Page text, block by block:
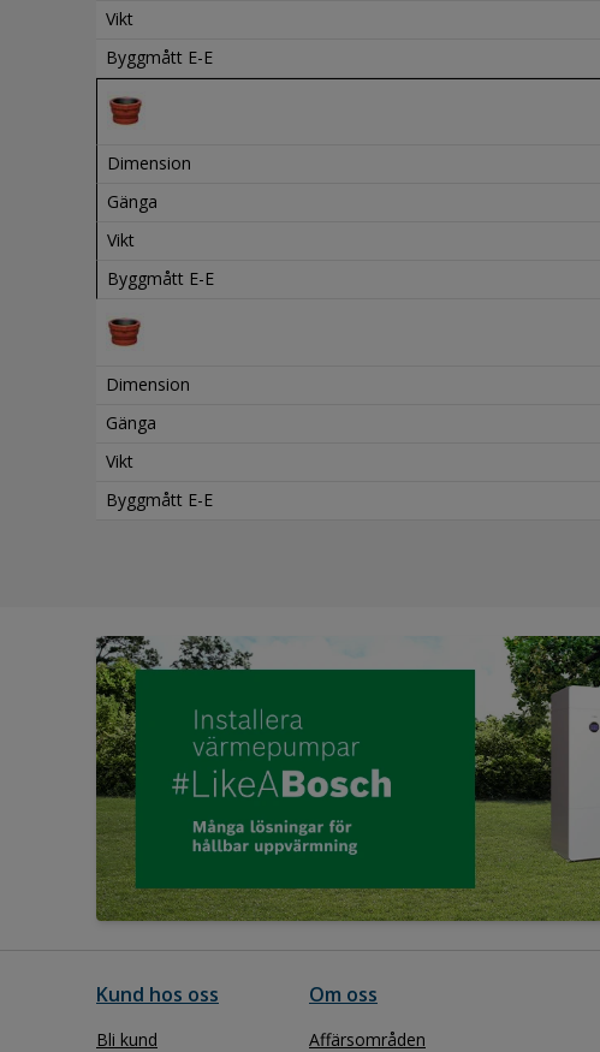
Vikt
Byggmått E-E
Dimension
Gänga
Vikt
Byggmått E-E
Dimension
Gänga
Vikt
Byggmått E-E
Kund hos oss
Bli kund
Om oss
Affärsområden